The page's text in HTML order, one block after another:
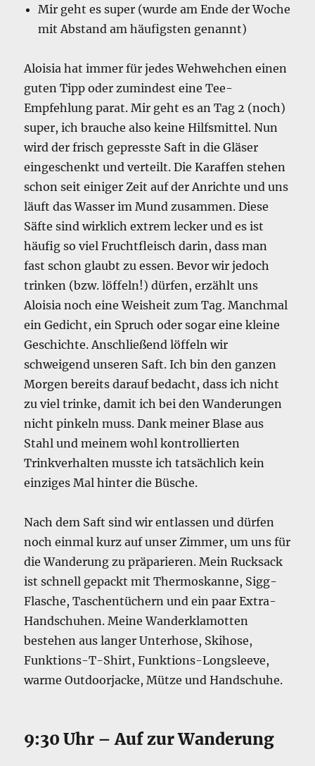
Mir geht es super (wurde am Ende der Woche
mit Abstand am häufigsten genannt)
Aloisia hat immer für jedes Wehwehchen einen
guten Tipp oder zumindest eine Tee-
Empfehlung parat. Mir geht es an Tag 2 (noch)
super, ich brauche also keine Hilfsmittel. Nun
wird der frisch gepresste Saft in die Gläser
eingeschenkt und verteilt. Die Karaffen stehen
schon seit einiger Zeit auf der Anrichte und uns
läuft das Wasser im Mund zusammen. Diese
Säfte sind wirklich extrem lecker und es ist
häufig so viel Fruchtfleisch darin, dass man
fast schon glaubt zu essen. Bevor wir jedoch
trinken (bzw. löffeln!) dürfen, erzählt uns
Aloisia noch eine Weisheit zum Tag. Manchmal
ein Gedicht, ein Spruch oder sogar eine kleine
Geschichte. Anschließend löffeln wir
schweigend unseren Saft. Ich bin den ganzen
Morgen bereits darauf bedacht, dass ich nicht
zu viel trinke, damit ich bei den Wanderungen
nicht pinkeln muss. Dank meiner Blase aus
Stahl und meinem wohl kontrollierten
Trinkverhalten musste ich tatsächlich kein
einziges Mal hinter die Büsche.
Nach dem Saft sind wir entlassen und dürfen
noch einmal kurz auf unser Zimmer, um uns für
die Wanderung zu präparieren. Mein Rucksack
ist schnell gepackt mit Thermoskanne, Sigg-
Flasche, Taschentüchern und ein paar Extra-
Handschuhen. Meine Wanderklamotten
bestehen aus langer Unterhose, Skihose,
Funktions-T-Shirt, Funktions-Longsleeve,
warme Outdoorjacke, Mütze und Handschuhe.
9:30 Uhr – Auf zur Wanderung